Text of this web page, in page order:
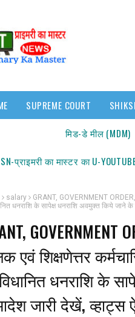
SUPREME COURT
मिड-डे मील (MDM)
प्राइमरी का मास्टर का U-
salary
GRANT, GOVERNMENT ORDER,
धनराशि के सापेक्ष धनराशि अवमुक्त किये
GOVERNMENT
एवं शिक्षणेत्तर
धनराशि के
जारी देखें, व्हाट्स